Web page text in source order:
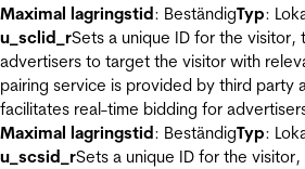
Maximal lagringstid: BeständigTyp:
u_sclid_rSets a unique ID for the visitor,
advertisers to target the visitor with
pairing service is provided by third party
facilitates real-time bidding for
Maximal lagringstid: BeständigTyp:
u_scsid_rSets a unique ID for the